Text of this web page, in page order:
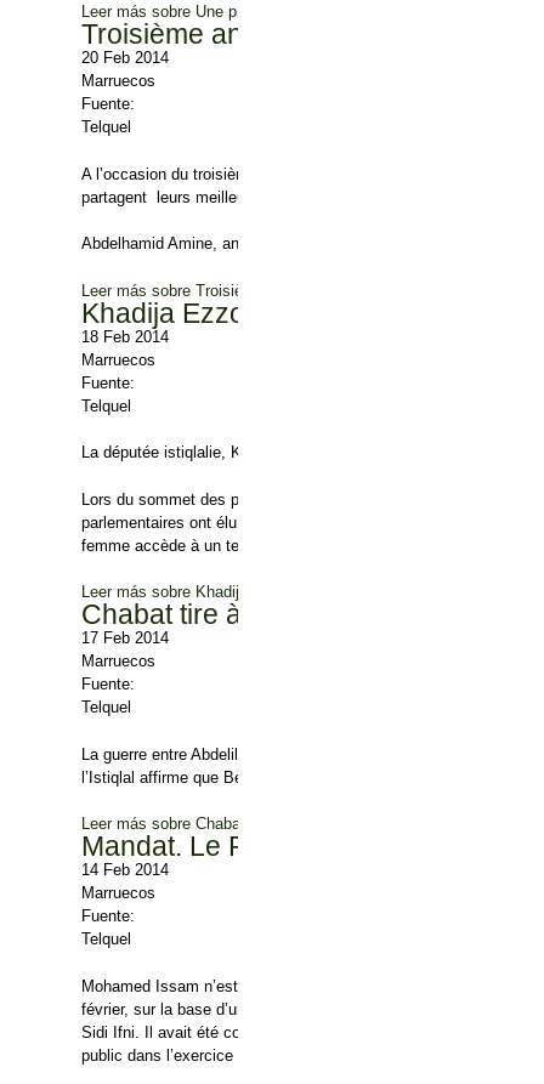
Leer más sobre Une première : Le Conseil constitutionnel
Troisième anniversaire du M20 : les
20 Feb 2014
Marruecos
Fuente:
Telquel
A l’occasion du troisième anniversaire du mouvement du 20
partagent leurs meilleurs moments depuis le début de cette
Abdelhamid Amine, ancien président de l’AMDH
Leer más sobre Troisième anniversaire du M20 : les plus beaux
Khadija Ezzoumi : première femme
18 Feb 2014
Marruecos
Fuente:
Telquel
La députée istiqlalie, Khadija Ezzoumi vient d’être élue, lundi
Lors du sommet des parlements des Etats de l’Organisation de
parlementaires ont élu Khadija Ezzoumi comme membre de la
femme accède à un tel poste au sein de cette organisation.
Leer más sobre Khadija Ezzoumi : première femme membre de
Chabat tire à boulets rouges sur
17 Feb 2014
Marruecos
Fuente:
Telquel
La guerre entre Abdelilah Benkirane et Hamid Chabat n’est pas
l’Istiqlal affirme que Benkirane « n’est pas digne d’être un homme
Leer más sobre Chabat tire à boulets rouges sur Benkirane
Mandat. Le PJD perd Sidi Ifni
14 Feb 2014
Marruecos
Fuente:
Telquel
Mohamed Issam n’est plus le député de Sidi Ifni, où il avait été
février, sur la base d’une requête du Parquet d’Agadir. Le
Sidi Ifni. Il avait été condamné en première instance, décision
public dans l’exercice de ses fonctions ».